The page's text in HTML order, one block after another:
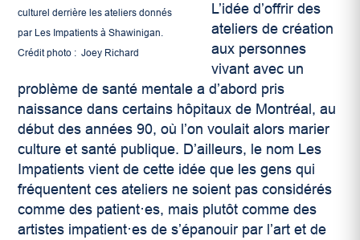
culturel derrière les ateliers donnés
par Les Impatients à Shawinigan.
Crédit photo : Joey Richard
L’idée d’offrir des
ateliers de création
aux personnes
vivant avec un
problème de santé mentale a d’abord pris
naissance dans certains hôpitaux de Montréal, au
début des années 90, où l’on voulait alors marier
culture et santé publique. D’ailleurs, le nom Les
Impatients vient de cette idée que les gens qui
fréquentent ces ateliers ne soient pas considérés
comme des patient·es, mais plutôt comme des
artistes impatient·es de s’épanouir par l’art et de